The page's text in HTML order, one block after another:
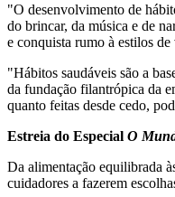
"O desenvolvimento de
do brincar, da música e de
e conquista rumo à estilos
"Hábitos saudáveis são a
da fundação filantrópica da
quanto feitas desde cedo,
Estreia do Especial O
Da alimentação equilibrada
cuidadores a fazerem